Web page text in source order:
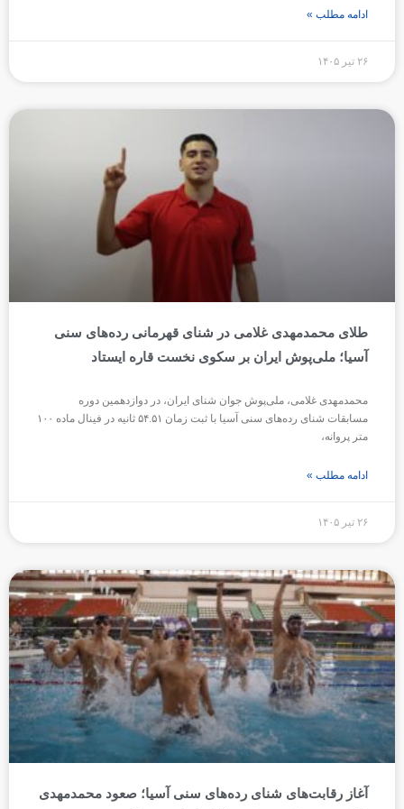
ادامه مطلب »
۲۶ تیر ۱۴۰۵
طلای محمدمهدی غلامی در شنای قهرمانی رده‌های سنی
آسیا؛ ملی‌پوش ایران بر سکوی نخست قاره ایستاد
محمدمهدی غلامی، ملی‌پوش جوان شنای ایران، در دوازدهمین دوره
مسابقات شنای رده‌های سنی آسیا با ثبت زمان ۵۴.۵۱ ثانیه در فینال ماده ۱۰۰
متر پروانه،
ادامه مطلب »
۲۶ تیر ۱۴۰۵
آغاز رقابت‌های شنای رده‌های سنی آسیا؛ صعود محمدمهدی